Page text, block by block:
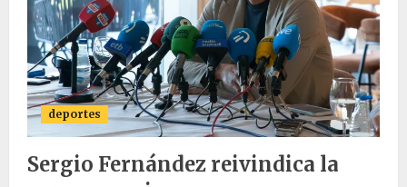
deportes
Sergio Fernández reivindica la